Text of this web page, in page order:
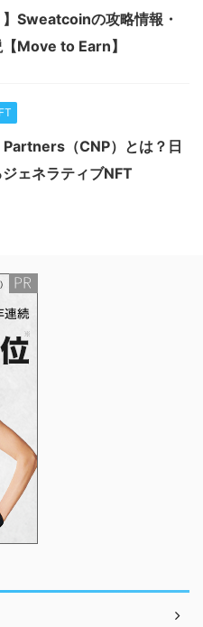
】Sweatcoinの攻略情報・
Move to Earn】
（CNP）とは？日
ェネラティブNFT